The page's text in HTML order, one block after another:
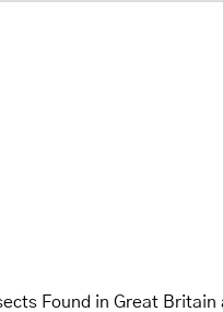
Found in Great Britain